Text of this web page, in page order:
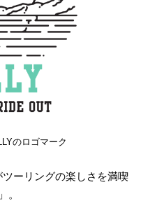
のロゴマーク
ーリングの楽しさを満喫
。